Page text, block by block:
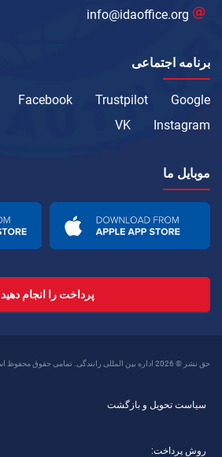
info@idaoffice.org
برنامه اجتماعی
Google
Trustpilot
Facebook
Instagram
VK
موبایل ما
پرداخت را انجام دهید
حق نشر © 2026 اداره بین المللی رانندگی. تمامی حقوق محفوظ است
سیاست تحویل و بازگشت
روش پرداخت: